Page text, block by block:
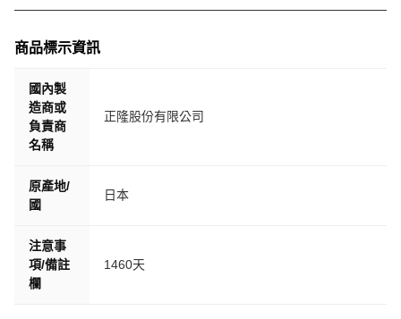
商品標示資訊
國內製
造商或
負責商
名稱
正隆股份有限公司
原產地/
國
日本
注意事
項/備註
欄
1460天